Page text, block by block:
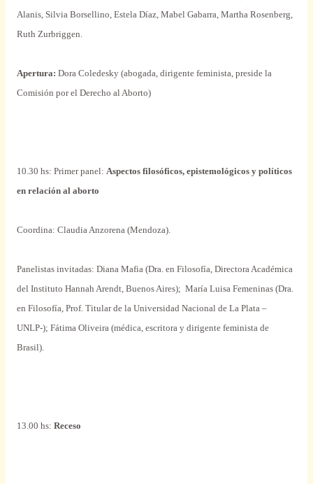
Alanis, Silvia Borsellino, Estela Díaz, Mabel Gabarra, Martha Rosenberg,
Ruth Zurbriggen.
Apertura: Dora Coledesky (abogada, dirigente feminista, preside la
Comisión por el Derecho al Aborto)
10.30 hs: Primer panel: Aspectos filosóficos, epistemológicos y políticos
en relación al aborto
Coordina: Claudia Anzorena (Mendoza).
Panelistas invitadas: Diana Mafia (Dra. en Filosofía, Directora Académica
del Instituto Hannah Arendt, Buenos Aires); María Luisa Femeninas (Dra.
en Filosofía, Prof. Titular de la Universidad Nacional de La Plata –
UNLP-); Fátima Oliveira (médica, escritora y dirigente feminista de
Brasil).
13.00 hs: Receso